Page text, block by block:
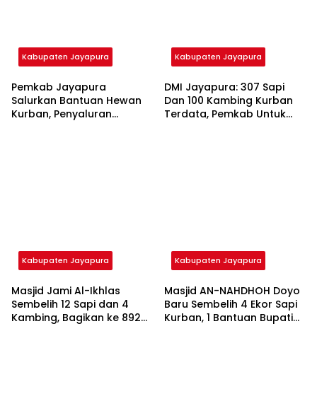
Kabupaten Jayapura
Pemkab Jayapura
Salurkan Bantuan Hewan
Kurban, Penyaluran
Kabupaten Jayapura
DMI Jayapura: 307 Sapi
Dan 100 Kambing Kurban
Terdata, Pemkab Untuk
Kabupaten Jayapura
Masjid Jami Al-Ikhlas
Sembelih 12 Sapi dan 4
Kambing, Bagikan ke 892
Kabupaten Jayapura
Masjid AN-NAHDHOH Doyo
Baru Sembelih 4 Ekor Sapi
Kurban, 1 Bantuan Bupati